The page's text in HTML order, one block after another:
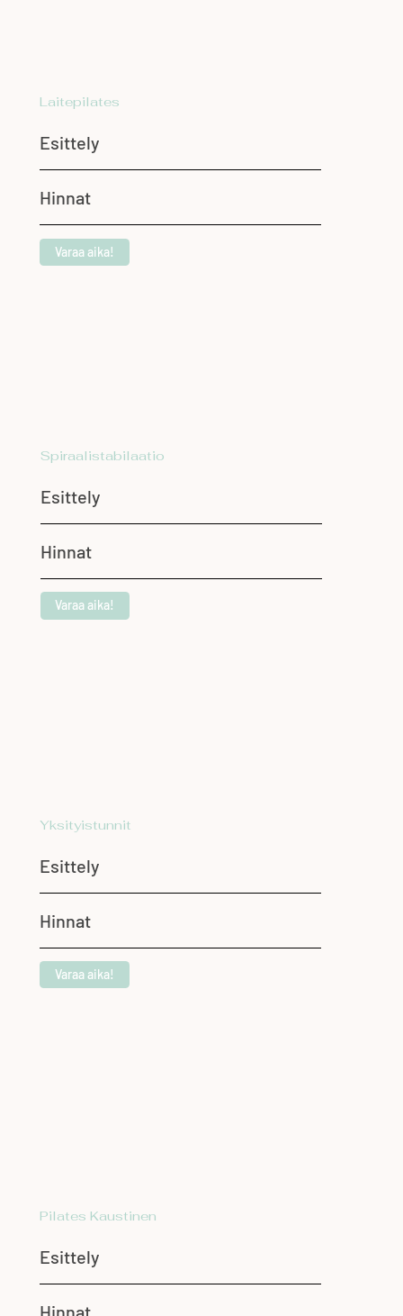
Spiraalistabilaatio
Esittely
Hinnat
Varaa aika!
Laitepilates
Esittely
Hinnat
Varaa aika!
Pilates Kaustinen
Esittely
Hinnat
Yksityistunnit
Esittely
Hinnat
Varaa aika!